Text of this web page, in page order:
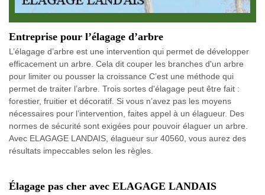
Entreprise pour l’élagage d’arbre
L’élagage d’arbre est une intervention qui permet de développer
efficacement un arbre. Cela dit couper les branches d'un arbre
pour limiter ou pousser la croissance C’est une méthode qui
permet de traiter l’arbre. Trois sortes d'élagage peut être fait :
forestier, fruitier et décoratif. Si vous n’avez pas les moyens
nécessaires pour l’intervention, faites appel à un élagueur. Des
normes de sécurité sont exigées pour pouvoir élaguer un arbre.
Avec ELAGAGE LANDAIS, élagueur sur 40560, vous aurez des
résultats impeccables selon les règles.
Élagage pas cher avec ELAGAGE LANDAIS